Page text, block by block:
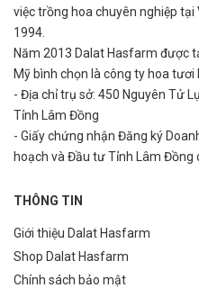
việctrồng hoa chuyên nghiệp
1994.
Năm 2013 Dalat Hasfarm được
Mỹ bình chọn là công ty hoa tươi
- Địa chỉ trụ sở: 450 Nguyên Tử
Tỉnh Lâm Đồng
- Giấy chứng nhận Đăng ký
hoạch và Đầu tư Tỉnh Lâm
THÔNG TIN
Giới thiệu Dalat Hasfarm
Shop Dalat Hasfarm
Chính sách bảo mật